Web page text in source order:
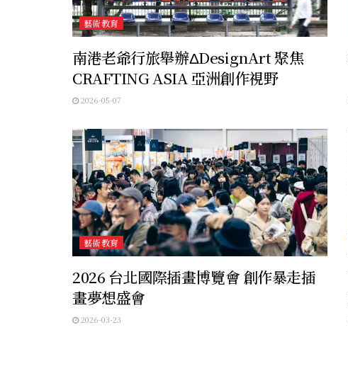
藝術教育
南港老爺行旅舉辦ΔDesignArt 聚焦
CRAFTING ASIA 亞洲創作視野
2026-05-07
藝術教育
2026 台北國際插畫博覽會 創作暴走插
畫夢想盛會
2026-03-23